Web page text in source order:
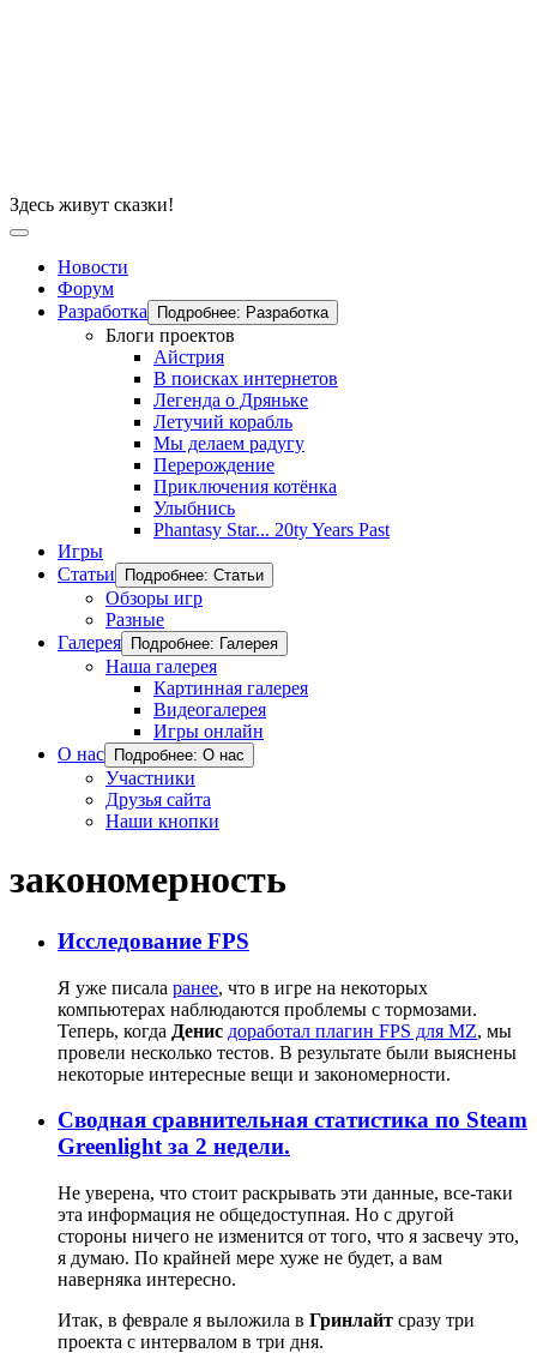
Здесь живут сказки!
Новости
Форум
Разработка
Подробнее: Разработка
Блоги проектов
Айстрия
В поисках интернетов
Легенда о Дряньке
Летучий корабль
Мы делаем радугу
Перерождение
Приключения котёнка
Улыбнись
Phantasy Star... 20ty Years Past
Игры
Статьи
Подробнее: Статьи
Обзоры игр
Разные
Галерея
Подробнее: Галерея
Наша галерея
Картинная галерея
Видеогалерея
Игры онлайн
О нас
Подробнее: О нас
Участники
Друзья сайта
Наши кнопки
закономерность
Исследование FPS
Я уже писала ранее, что в игре на некоторых
компьютерах наблюдаются проблемы с тормозами.
Теперь, когда Денис доработал плагин FPS для MZ, мы
провели несколько тестов. В результате были выяснены
некоторые интересные вещи и закономерности.
Сводная сравнительная статистика по Steam
Greenlight за 2 недели.
Не уверена, что стоит раскрывать эти данные, все-таки
эта информация не общедоступная. Но с другой
стороны ничего не изменится от того, что я засвечу это,
я думаю. По крайней мере хуже не будет, а вам
наверняка интересно.
Итак, в феврале я выложила в Гринлайт сразу три
проекта с интервалом в три дня.